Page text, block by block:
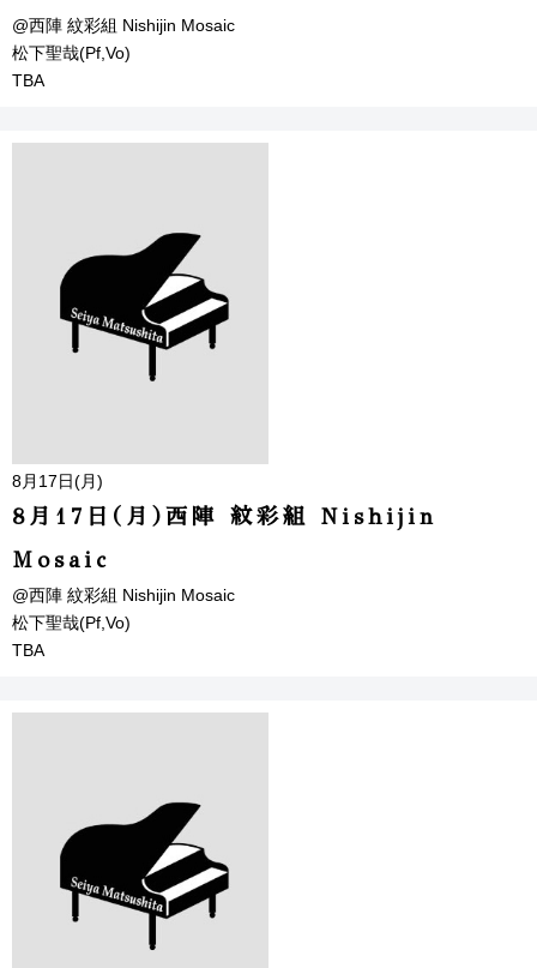
@西陣 紋彩組 Nishijin Mosaic
松下聖哉(Pf,Vo)
TBA
8月17日(月)
8月17日(月)西陣 紋彩組 Nishijin
Mosaic
@西陣 紋彩組 Nishijin Mosaic
松下聖哉(Pf,Vo)
TBA